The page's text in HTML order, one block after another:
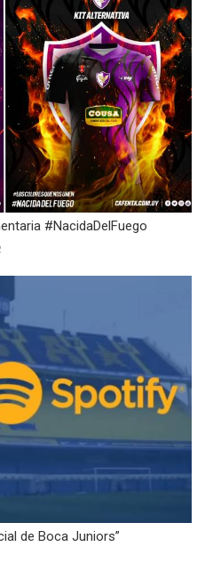
#NacidaDelFuego
de Boca Juniors”